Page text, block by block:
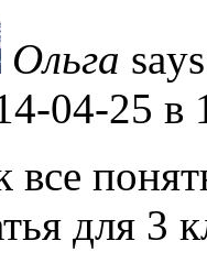
Ольга
04-25 в
все
для 3